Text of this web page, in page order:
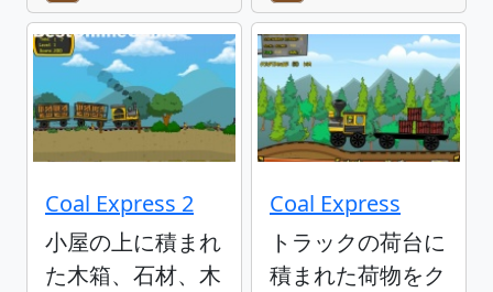
Coal Express 2
小屋の上に積まれ
た木箱、石材、木
Coal Express
トラックの荷台に
積まれた荷物をク